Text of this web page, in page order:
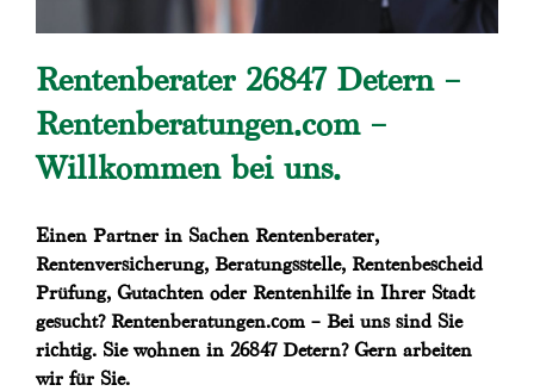
Rentenberater 26847 Detern –
Rentenberatungen.com –
Willkommen bei uns.
Einen Partner in Sachen Rentenberater,
Rentenversicherung, Beratungsstelle, Rentenbescheid
Prüfung, Gutachten oder Rentenhilfe in Ihrer Stadt
gesucht? Rentenberatungen.com – Bei uns sind Sie
richtig. Sie wohnen in 26847 Detern? Gern arbeiten
wir für Sie.